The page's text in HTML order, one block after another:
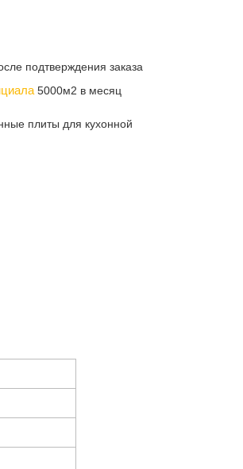
подтверждения заказа
5000м2 в месяц
плиты для кухонной